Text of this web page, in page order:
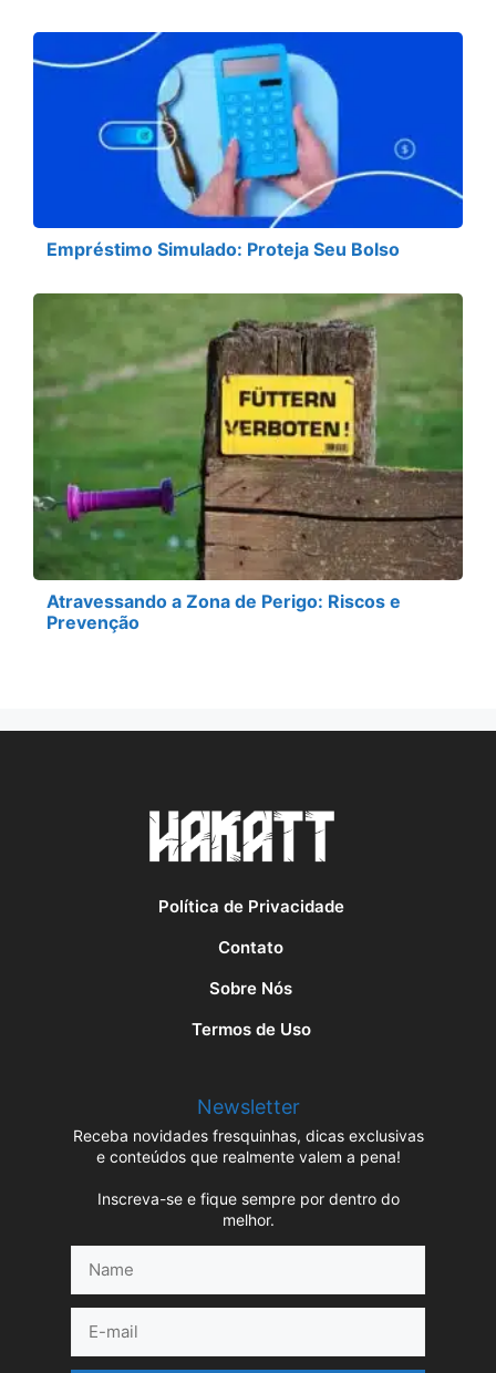
Empréstimo Simulado: Proteja Seu Bolso
Atravessando a Zona de Perigo: Riscos e
Prevenção
Política de Privacidade
Contato
Sobre Nós
Termos de Uso
Newsletter
Receba novidades fresquinhas, dicas exclusivas
e conteúdos que realmente valem a pena!
Inscreva-se e fique sempre por dentro do
melhor.
mail